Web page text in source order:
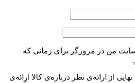
من در مرورگر برای زمانی که
از ارائه‌ی نظر درباره‌ی کالا ارائه‌ی